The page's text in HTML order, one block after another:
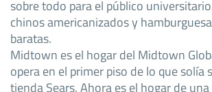
sobre todo para el público
chinos americanizados y
baratas.
Midtown es el hogar del Midtown
opera en el primer piso de lo que solía
tienda Sears. Ahora es el hogar de